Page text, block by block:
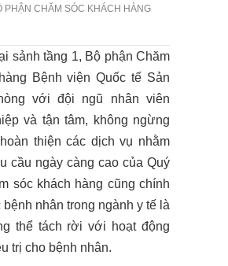
PHẬN CHĂM SÓC KHÁCH HÀNG
sảnh tầng 1, Bộ phận Chăm
Bệnh viện Quốc tế Sản
với đội ngũ nhân viên
và tận tâm, không ngừng
thiện các dịch vụ nhằm
cầu ngày càng cao của Quý
sóc khách hàng cũng chính
bệnh nhân trong ngành y tế là
thể tách rời với hoạt động
trị cho bệnh nhân.